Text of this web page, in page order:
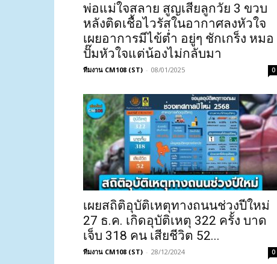
พ่อแม่ใจสลาย สูญเสียลูกวัย 3 ขวบ
หลังติดเชื้อไวรัสในอากาศลงหัวใจ
เผยอาการมีไข้ต่ำ อยู่ๆ ชักเกร็ง หมอ
ปั๊มหัวใจแต่น้องไม่กลับมา
ทีมงาน CM108 (ST) - 08/01/2025 0
เผยสถิติอุบัติเหตุทางถนนช่วงปีใหม่
27 ธ.ค. เกิดอุบัติเหตุ 322 ครั้ง บาด
เจ็บ 318 คน เสียชีวิต 52...
ทีมงาน CM108 (ST) - 28/12/2024 0